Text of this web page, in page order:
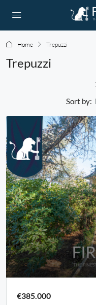
Home Trepuzzi
Trepuzzi
Sort by:
€385.000